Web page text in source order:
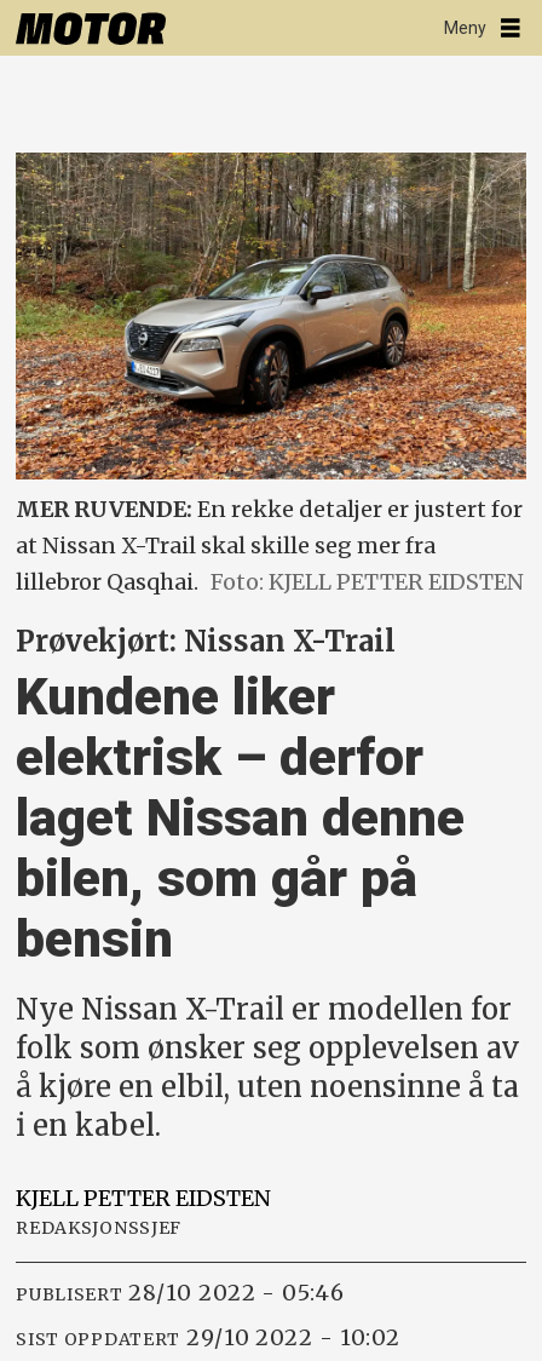
MER RUVENDE: En rekke detaljer er justert for
at Nissan X-Trail skal skille seg mer fra
lillebror Qasqhai. Foto: KJELL PETTER EIDSTEN
Prøvekjørt: Nissan X-Trail
Kundene liker
elektrisk – derfor
laget Nissan denne
bilen, som går på
bensin
Nye Nissan X-Trail er modellen for
folk som ønsker seg opplevelsen av
å kjøre en elbil, uten noensinne å ta
i en kabel.
KJELL PETTEREIDSTEN
REDAKSJONSSJEF
PUBLISERT 28/10 2022 - 05:46
SIST OPPDATERT 29/10 2022 - 10:02